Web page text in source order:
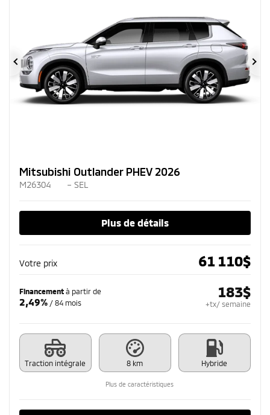
Précédent
Mitsubishi Outlander PHEV 2026
M26304 – SEL
Plus de détails
Votre prix 61 110$
Financement à partir de
2,49% / 84 mois
183$
+tx/ semaine
Traction intégrale 8 km Hybride
Plus de caractéristiques